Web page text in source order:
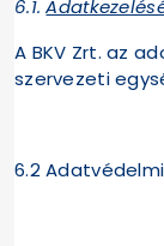
6.1.
A BKV Zrt. az
szervezeti
6.2